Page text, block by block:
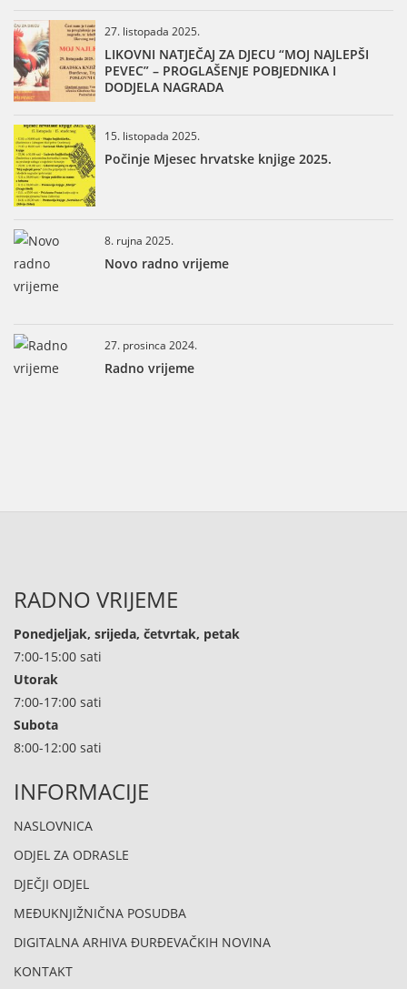
27. listopada 2025.
LIKOVNI NATJEČAJ ZA DJECU “MOJ NAJLEPŠI
PEVEC” – PROGLAŠENJE POBJEDNIKA I
DODJELA NAGRADA
15. listopada 2025.
Počinje Mjesec hrvatske knjige 2025.
8. rujna 2025.
Novo radno vrijeme
27. prosinca 2024.
Radno vrijeme
RADNO VRIJEME
Ponedjeljak, srijeda, četvrtak, petak
7:00-15:00 sati
Utorak
7:00-17:00 sati
Subota
8:00-12:00 sati
INFORMACIJE
NASLOVNICA
ODJEL ZA ODRASLE
DJEČJI ODJEL
MEĐUKNJIŽNIČNA POSUDBA
DIGITALNA ARHIVA ĐURĐEVAČKIH NOVINA
KONTAKT